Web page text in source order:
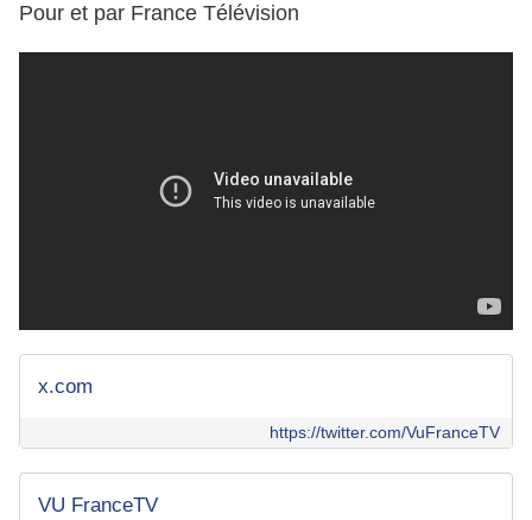
Pour et par France Télévision
x.com
https://twitter.com/VuFranceTV
VU FranceTV